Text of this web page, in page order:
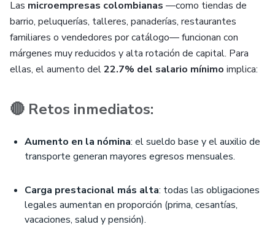
Las microempresas colombianas —como tiendas de
barrio, peluquerías, talleres, panaderías, restaurantes
familiares o vendedores por catálogo— funcionan con
márgenes muy reducidos y alta rotación de capital. Para
ellas, el aumento del22.7% del salario mínimo implica:
🔴 Retos inmediatos:
Aumento en la nómina: el sueldo base y el auxilio de
transporte generan mayores egresos mensuales.
Carga prestacional más alta: todas las obligaciones
legales aumentan en proporción (prima, cesantías,
vacaciones, salud y pensión).